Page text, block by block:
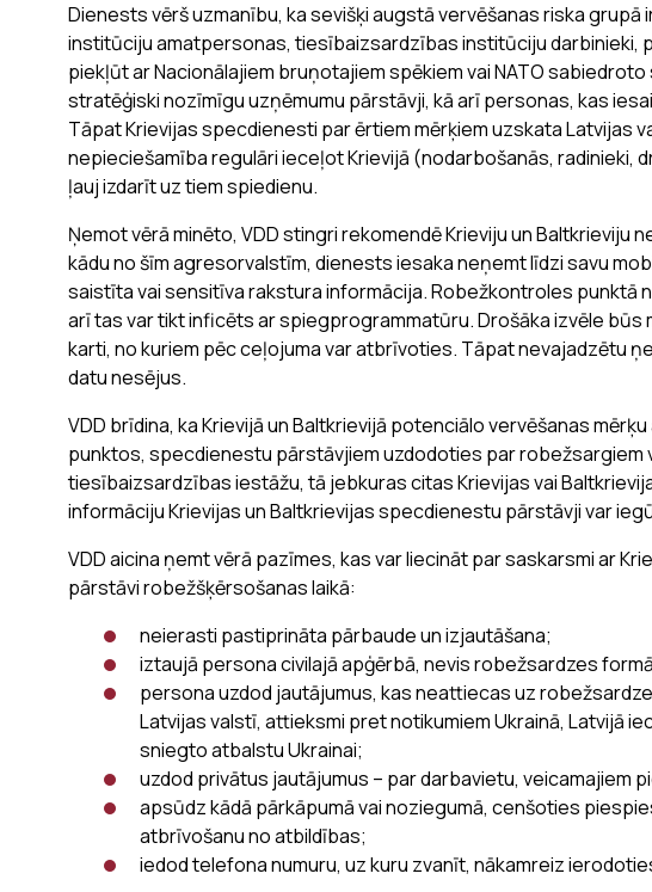
Dienests vērš uzmanību, ka sevišķi augstā vervēšanas riska grupā
institūciju amatpersonas, tiesībaizsardzības institūciju darbinieki,
piekļūt ar Nacionālajiem bruņotajiem spēkiem vai NATO
stratēģiski nozīmīgu uzņēmumu pārstāvji, kā arī personas, kas
Tāpat Krievijas specdienesti par ērtiem mērķiem uzskata Latvijas
nepieciešamība regulāri ieceļot Krievijā (nodarbošanās, radinieki,
ļauj izdarīt uz tiem spiedienu.
Ņemot vērā minēto, VDD stingri rekomendē Krieviju un Baltkrieviju
kādu no šīm agresorvalstīm, dienests iesaka neņemt līdzi savu
saistīta vai sensitīva rakstura informācija. Robežkontroles punktā
arī tas var tikt inficēts ar spiegprogrammatūru. Drošāka izvēle
karti, no kuriem pēc ceļojuma var atbrīvoties. Tāpat nevajadzētu
datu nesējus.
VDD brīdina, ka Krievijā un Baltkrievijā potenciālo vervēšanas
punktos, specdienestu pārstāvjiem uzdodoties par robežsargiem
tiesībaizsardzības iestāžu, tā jebkuras citas Krievijas vai
informāciju Krievijas un Baltkrievijas specdienestu pārstāvji var
VDD aicina ņemt vērā pazīmes, kas var liecināt par saskarsmi ar
pārstāvi robežšķērsošanas laikā:
neierasti pastiprināta pārbaude un izjautāšana;
iztaujā persona civilajā apģērbā, nevis robežsardzes
persona uzdod jautājumus, kas neattiecas uz
Latvijas valstī, attieksmi pret notikumiem Ukrainā, Latvijā
sniegto atbalstu Ukrainai;
uzdod privātus jautājumus – par darbavietu, veicamajiem
apsūdz kādā pārkāpumā vai noziegumā, cenšoties
atbrīvošanu no atbildības;
iedod telefona numuru, uz kuru zvanīt, nākamreiz